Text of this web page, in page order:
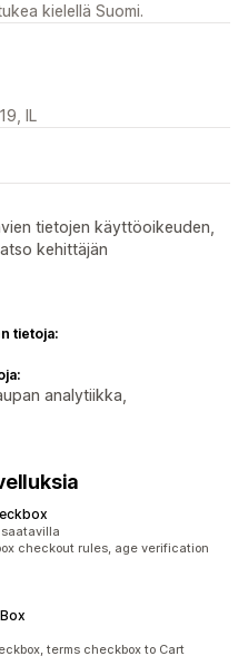
kielellä Suomi.
IL
tietojen käyttöoikeuden,
kehittäjän
tietoja:
analytiikka,
saatavilla
checkout rules, age verification
terms checkbox to Cart